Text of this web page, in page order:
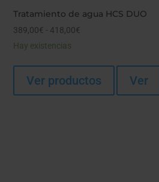
Tratamiento de agua HCS DUO
389,00€ - 418,00€
desde
Hay existencias
Ver productos Ver